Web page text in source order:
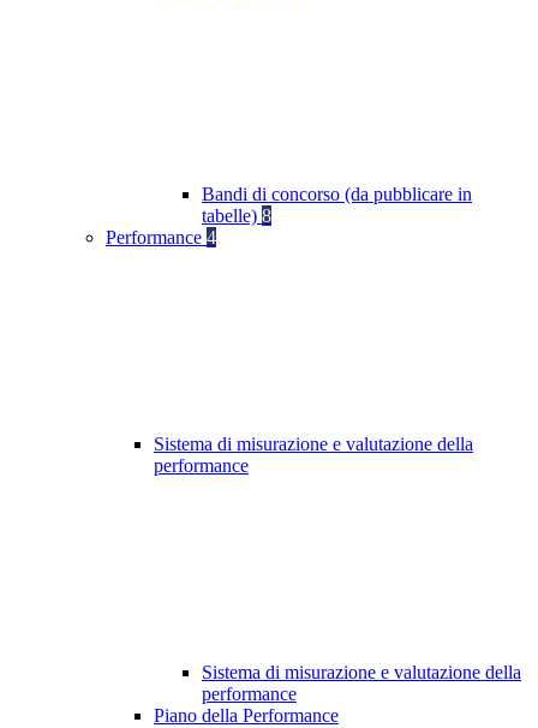
Bandi di concorso (da pubblicare in
tabelle) 8
Performance 4
Sistema di misurazione e valutazione della
performance
Sistema di misurazione e valutazione della
performance
Piano della Performance